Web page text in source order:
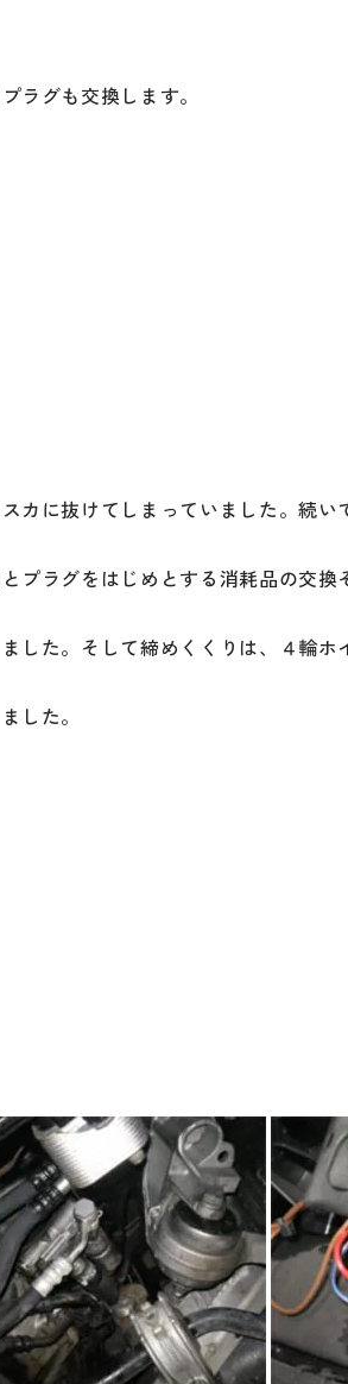
ラグも交換します。
カに抜けてしまっていました。続
プラグをはじめとする消耗品の交
した。そして締めくくりは、４輪
した。